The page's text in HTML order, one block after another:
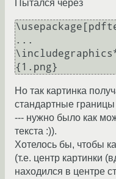
Пытался через
...
Но так картинка
стандартные
--- нужно было как
текста :)).
Хотелось бы, чтобы
(т.е. центр картинки
находился в центре